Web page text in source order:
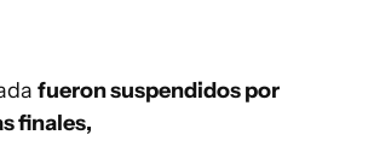
fueron suspendidos por
finales,